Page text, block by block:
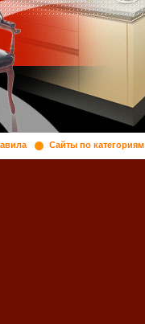
Сайты по категориям